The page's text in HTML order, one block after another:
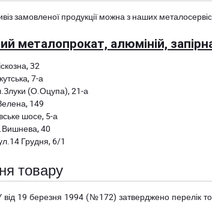
замовленої продукції можна з наших
металопрокат, алюміній,
32
7-а
(О.Оцупа), 21-а
149
шосе, 5-а
40
Грудня, 6/1
товару
19 березня 1994 (№172) затверджено перелік